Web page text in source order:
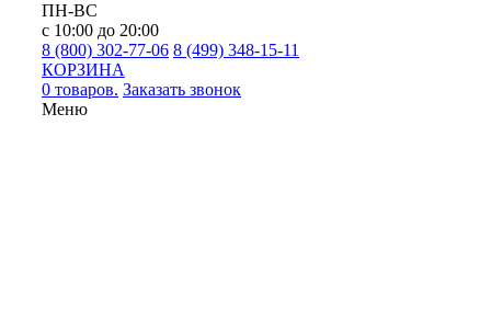
ПН-ВС
с 10:00 до 20:00
8 (800) 302-77-06 8 (499) 348-15-11
КОРЗИНА
0 товаров. Заказать звонок
Меню